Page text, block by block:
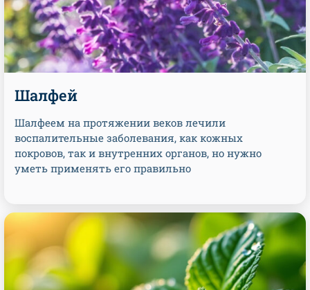
Шалфей
Шалфеем на протяжении веков лечили
воспалительные заболевания, как кожных
покровов, так и внутренних органов, но нужно
уметь применять его правильно